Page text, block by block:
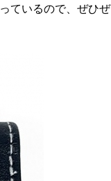
ているので、ぜひぜ